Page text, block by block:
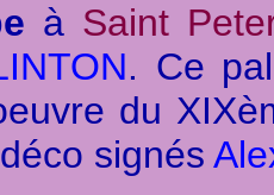
à Saint
. Ce
du
signés